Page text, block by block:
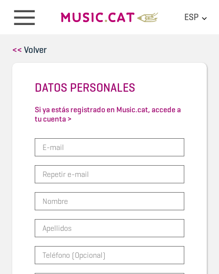
ESP
<< Volver
DATOS PERSONALES
Si ya estás registrado en Music.cat, accede a
tu cuenta >